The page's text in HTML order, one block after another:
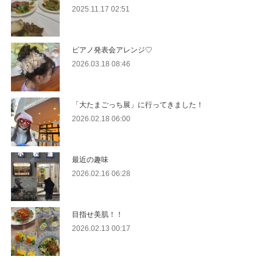
2025.11.17 02:51
ピアノ発表会アレンジ♡
2026.03.18 08:46
「大たまごっち展」に行ってきました！
2026.02.18 06:00
最近の趣味
2026.02.16 06:28
目指せ美肌！！
2026.02.13 00:17